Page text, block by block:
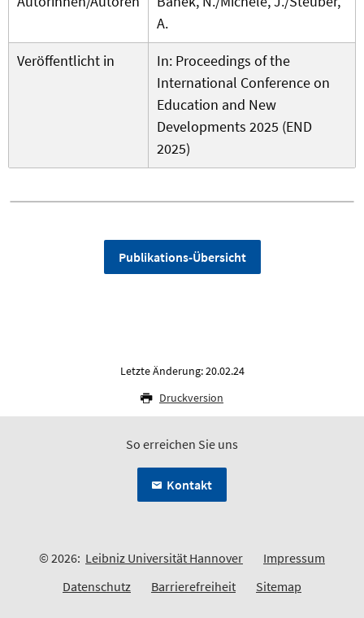
A.
Veröffentlicht in
In: Proceedings of the
International Conference on
Education and New
Developments 2025 (END
2025)
Publikations-Übersicht
Letzte Änderung: 20.02.24
Druckversion
So erreichen Sie uns
Kontakt
© 2026: Leibniz Universität Hannover
Impressum
Datenschutz
Barrierefreiheit Sitemap